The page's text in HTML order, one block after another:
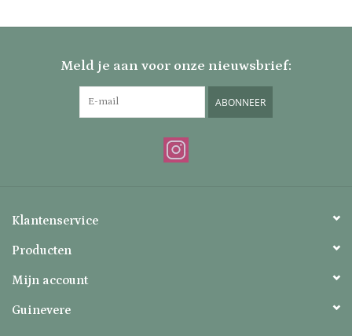
Meld je aan voor onze nieuwsbrief:
ABONNEER
Klantenservice
Producten
Mijn account
Guinevere